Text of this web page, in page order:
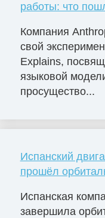
работы: что
Компания
свой
Explains,
языковой
просущество...
Испанский
прошёл
Испанская
завершила